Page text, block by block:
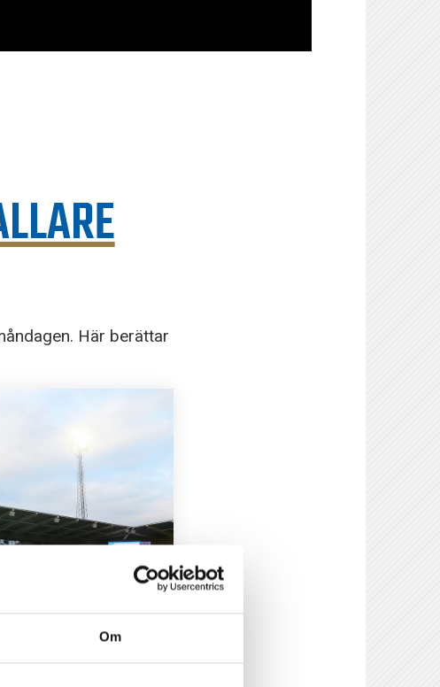
Om
Här berättar